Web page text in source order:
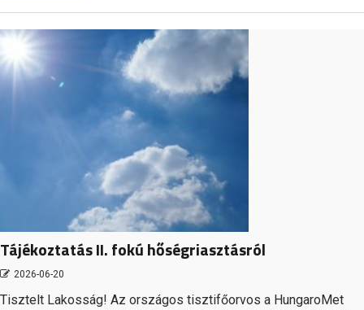
Tájékoztatás II. fokú hőségriasztásról
2026-06-20
Tisztelt Lakosság! Az országos tisztifőorvos a HungaroMet